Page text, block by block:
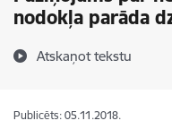
nodokļa parāda
Atskaņot tekstu
Publicēts: 05.11.2018.